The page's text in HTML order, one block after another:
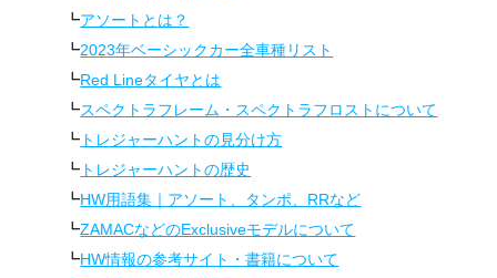
アソートとは？
2023年ベーシックカー全車種リスト
Red Lineタイヤとは
スペクトラフレーム・スペクトラフロストについて
トレジャーハントの見分け方
トレジャーハントの歴史
HW用語集｜アソート、タンポ、RRなど
ZAMACなどのExclusiveモデルについて
HW情報の参考サイト・書籍について